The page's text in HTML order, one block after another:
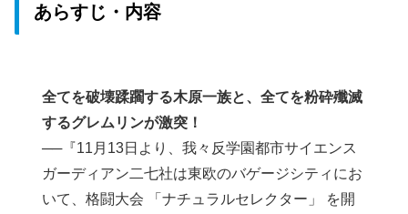
あらすじ・内容
全てを破壊蹂躙する木原一族と、全てを粉砕殲滅
するグレムリンが激突！
──『11月13日より、我々反学園都市サイエンス
ガーディアン二七社は東欧のバゲージシティにお
いて、格闘大会 「ナチュラルセレクター」 を開